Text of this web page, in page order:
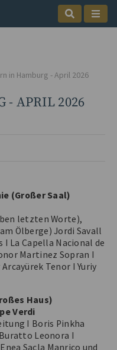
in Hamburg - April 2026
- APRIL 2026
(Großer Saal)
letzten Worte),
Ölberge) Jordi Savall
La Capella Nacional de
Martinez Sopran I
Tenor I Yuriy
Haus)
Verdi
I Boris Pinkha
Leonora I
Sacla Manrico und